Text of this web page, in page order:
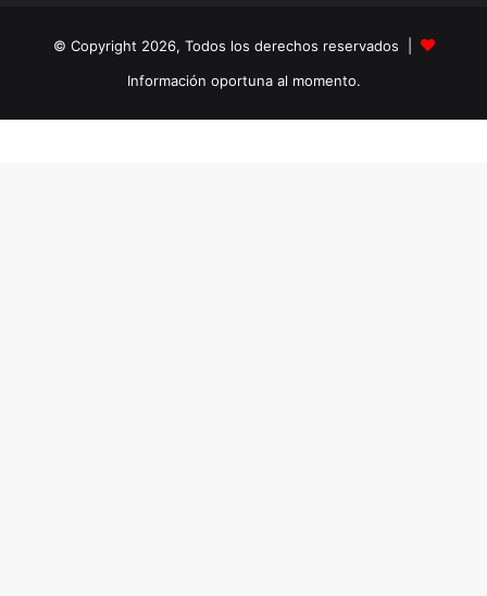
© Copyright 2026, Todos los derechos reservados |
Información oportuna al momento.